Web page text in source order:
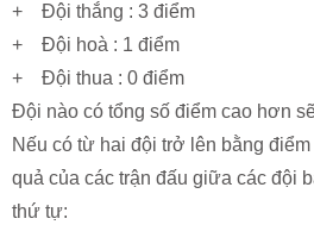
+ Đội thắng : 3 điểm
+ Đội hoà : 1 điểm
+ Đội thua : 0 điểm
Đội nào có tổng số điểm cao hơn
Nếu có từ hai đội trở lên bằng
quả của các trận đấu giữa các đội
thứ tự: